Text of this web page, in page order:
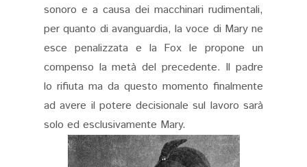
sonoro e a causa dei macchinari rudimentali,
per quanto di avanguardia, la voce di Mary ne
esce penalizzata e la Fox le propone un
compenso la metà del precedente. Il padre
lo rifiuta ma da questo momento finalmente
ad avere il potere decisionale sul lavoro sarà
solo ed esclusivamente Mary.